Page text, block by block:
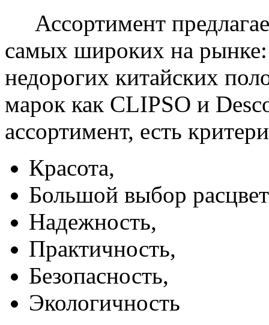
Ассортимент
самых широких на
недорогих китайских
марок как CLIPSO и
ассортимент, есть
Красота,
Большой выбор
Надежность,
Практичность,
Безопасность,
Экологичность